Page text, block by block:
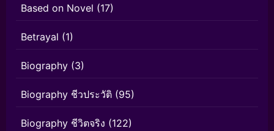
Based on Novel (17)
Betrayal (1)
Biography (3)
Biography ชีวประวัติ (95)
Biography ชีวิตจริง (122)